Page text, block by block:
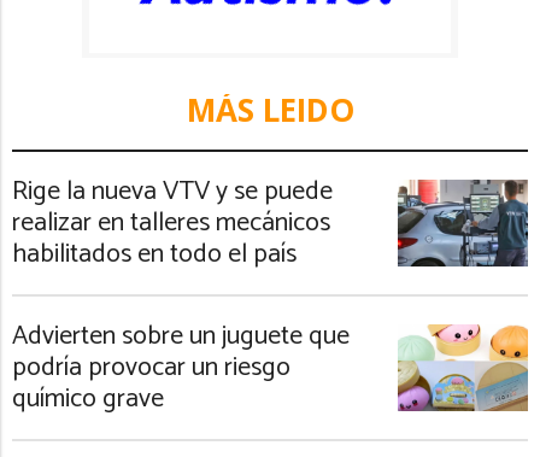
MÁS LEIDO
Rige la nueva VTV y se puede
realizar en talleres mecánicos
habilitados en todo el país
Advierten sobre un juguete que
podría provocar un riesgo
químico grave